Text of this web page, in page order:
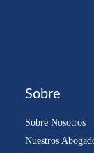
Sobre
Sobre Nosotros
Nuestros